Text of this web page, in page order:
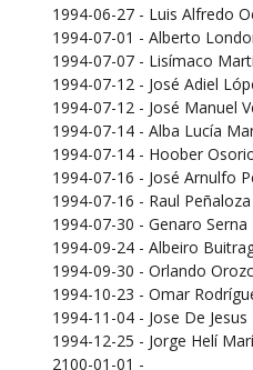
1994-06-27 - Luis Alfredo
1994-07-01 - Alberto
1994-07-07 - Lisímaco
1994-07-12 - José Adiel
1994-07-12 - José Manuel
1994-07-14 - Alba Lucía
1994-07-14 - Hoober
1994-07-16 - José Arnulfo
1994-07-16 - Raul Peñaloza
1994-07-30 - Genaro Serna
1994-09-24 - Albeiro
1994-09-30 - Orlando
1994-10-23 - Omar
1994-11-04 - Jose De
1994-12-25 - Jorge Helí
2100-01-01 -